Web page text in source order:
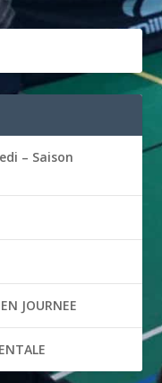
– Saison
JOURNEE